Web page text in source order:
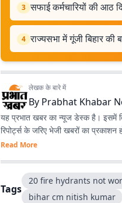
3 सफाई कर्मचारियों की आठ
4 राज्यसभा में गूंजी बिहार
लेखक के बारे में
By Prabhat Khabar
यह प्रभात खबर का न्यूज डेस्क है। इसमें
रिपोर्ट्स के जरिए भेजी खबरों का प्रकाशन
Read More
Tags
20 fire hydrants not
bihar cm nitish kumar